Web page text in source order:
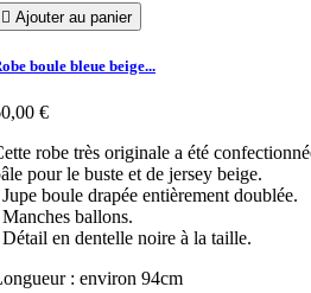
 Ajouter au panier
boule bleue beige...
€
robe très originale a été
pour le buste et de jersey beige.
boule drapée entièrement doublée.
ballons.
en dentelle noire à la taille.
: environ 94cm